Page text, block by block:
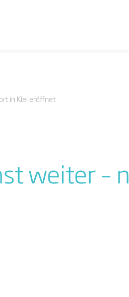
in Kiel eröffnet
weiter –